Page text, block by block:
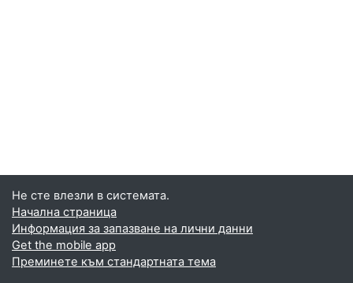
Не сте влезли в системата.
Начална страница
Информация за запазване на лични данни
Get the mobile app
Преминете към стандартната тема